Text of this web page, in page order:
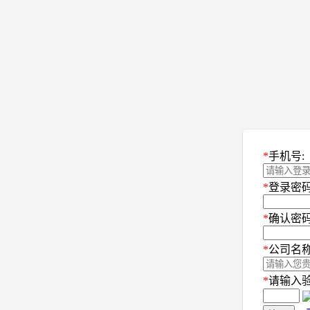
*手机号:
*登录密
*确认密
*公司名
*请输入